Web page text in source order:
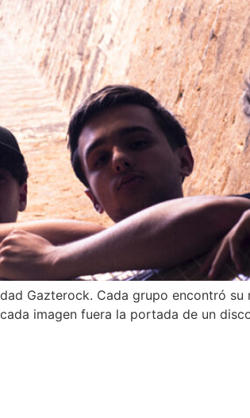
Gazterock. Cada grupo encontró su
imagen fuera la portada de un